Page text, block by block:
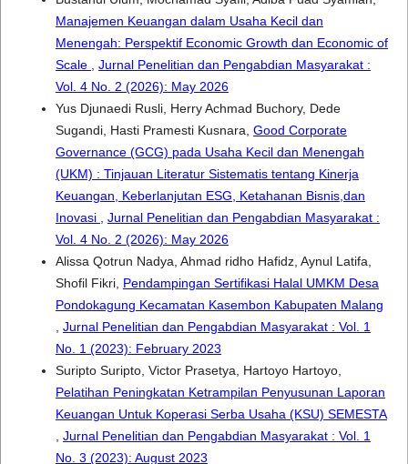
Manajemen Keuangan dalam Usaha Kecil dan
Menengah: Perspektif Economic Growth dan Economic of
Scale
Jurnal Penelitian dan Pengabdian Masyarakat :
Vol. 4 No. 2 (2026): May 2026
Yus Djunaedi Rusli, Herry Achmad Buchory, Dede
Sugandi, Hasti Pramesti Kusnara, Good Corporate
Governance (GCG) pada Usaha Kecil dan Menengah
(UKM) : Tinjauan Literatur Sistematis tentang Kinerja
Keuangan, Keberlanjutan ESG, Ketahanan Bisnis,dan
Inovasi
Jurnal Penelitian dan Pengabdian Masyarakat :
Vol. 4 No. 2 (2026): May 2026
Alissa Qotrun Nadya, Ahmad ridho Hafidz, Aynul Latifa,
Shofil Fikri, Pendampingan Sertifikasi Halal UMKM Desa
Pondokagung Kecamatan Kasembon Kabupaten Malang
Jurnal Penelitian dan Pengabdian Masyarakat : Vol. 1
No. 1 (2023): February 2023
Suripto Suripto, Victor Prasetya, Hartoyo Hartoyo,
Pelatihan Peningkatan Ketrampilan Penyusunan Laporan
Keuangan Untuk Koperasi Serba Usaha (KSU) SEMESTA
Jurnal Penelitian dan Pengabdian Masyarakat : Vol. 1
No. 3 (2023): August 2023